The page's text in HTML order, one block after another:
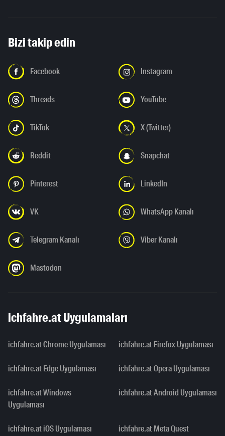
Bizi takip edin
Facebook Instagram
Threads YouTube
TikTok X (Twitter)
Reddit Snapchat
Pinterest LinkedIn
VK WhatsApp Kanalı
Telegram Kanalı Viber Kanalı
Mastodon
ichfahre.at Uygulamaları
ichfahre.at Chrome Uygulaması ichfahre.at Firefox Uygulaması
ichfahre.at Edge Uygulaması ichfahre.at Opera Uygulaması
ichfahre.at Windows
Uygulaması
ichfahre.at Android Uygulaması
ichfahre.at iOS Uygulaması
ichfahre.at Meta Quest